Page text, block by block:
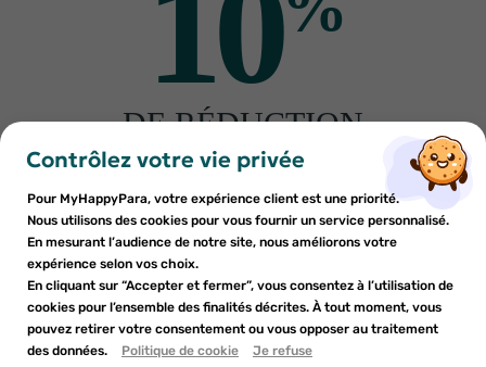
Eafit Calories Stop 1200 - 60
comprimés
AJOUTER AU PANIER
300gr
AJOUTER AU PANIER
Ajouter à ma liste d'envies ×
add_circle_outline
Créer une nouvelle liste
((modalTitle)) ×
((confirmMessage))
((cancelText))
((modalDeleteText))
×
Nom de la liste d'envies
Annuler
Créer une liste d'envies
×
Vous devez être connecté pour ajouter des produits à votre
liste d'envies.
Annuler
Connexion
Contrôlez votre vie privée
Pour MyHappyPara, votre expérience client est une priorité.
Nous utilisons des cookies pour vous fournir un service personnalisé.
En mesurant l’audience de notre site, nous améliorons votre
expérience selon vos choix.
En cliquant sur “Accepter et fermer”, vous consentez à l’utilisation de
cookies pour l’ensemble des finalités décrites. À tout moment, vous
pouvez retirer votre consentement ou vous opposer au traitement
des données.
Politique de cookie Je refuse
DE RÉDUCTION
sur votre première commande
Inscrivez-vous à notre newsletter et profitez
d'une réduction sur votre première commande*
En soumettant ce formulaire, j'accepte que les
informations saisies soient utilisées dans le cadre de